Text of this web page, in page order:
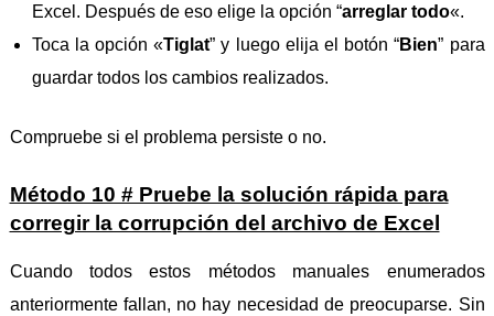
Excel. Después de eso elige la opción “arreglar todo«.
Toca la opción «Tiglat” y luego elija el botón “Bien” para
guardar todos los cambios realizados.
Compruebe si el problema persiste o no.
Método 10 # Pruebe la solución rápida para
corregir la corrupción del archivo de Excel
Cuando todos estos métodos manuales enumerados
anteriormente fallan, no hay necesidad de preocuparse. Sin